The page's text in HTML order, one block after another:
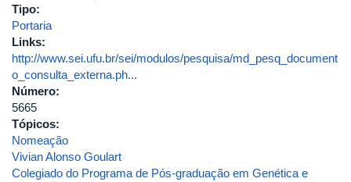
Tipo:
Portaria
Links:
http://www.sei.ufu.br/sei/modulos/pesquisa/md_pesq_document
o_consulta_externa.ph...
Número:
5665
Tópicos:
Nomeação
Vivian Alonso Goulart
Colegiado do Programa de Pós-graduação em Genética e